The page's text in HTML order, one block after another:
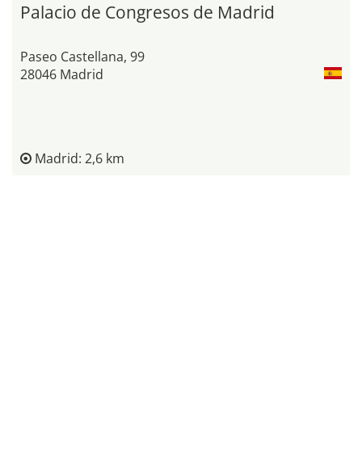
Palacio de Congresos de Madrid
Paseo Castellana, 99
28046 Madrid
Madrid: 2,6 km